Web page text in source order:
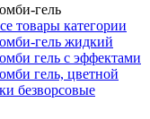
гель
товары категории
гель жидкий
гель с эффектами
гель, цветной
безворсовые